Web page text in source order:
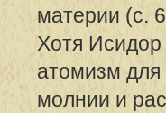
материи (с.
Хотя
атомизм
молнии и